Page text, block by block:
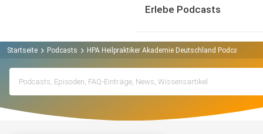
Erlebe Podcasts
Startseite Podcasts HPA Heilpraktiker Akademie Deutschland Podcast